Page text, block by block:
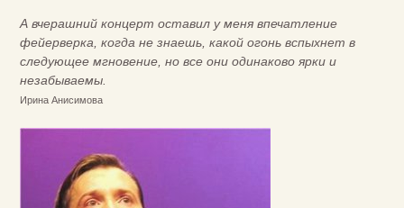
А вчерашний концерт оставил у меня впечатление
фейерверка, когда не знаешь, какой огонь вспыхнет в
следующее мгновение, но все они одинаково ярки и
незабываемы.
Ирина Анисимова